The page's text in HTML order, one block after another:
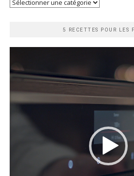
Recherche
5 RECETTES POUR LES